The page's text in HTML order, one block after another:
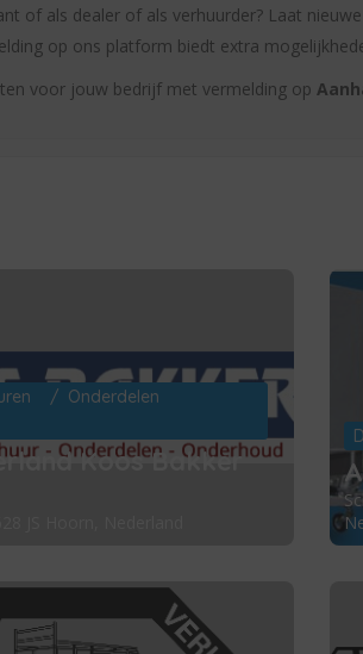
of als dealer of als verhuurder? Laat
op ons platform biedt extra
voor jouw bedrijf met vermelding op
Onderdelen
Koos Bakker